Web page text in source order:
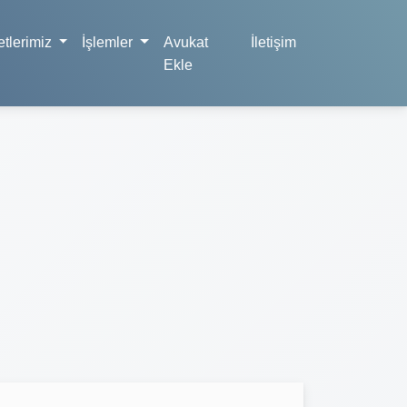
İşlemler
Avukat
Ekle
İletişim